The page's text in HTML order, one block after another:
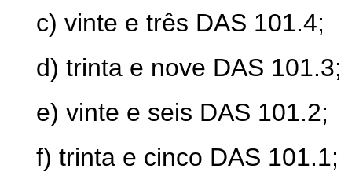
c) vinte e três DAS 101.4;
d) trinta e nove DAS 101.3;
e) vinte e seis DAS 101.2;
f) trinta e cinco DAS 101.1;